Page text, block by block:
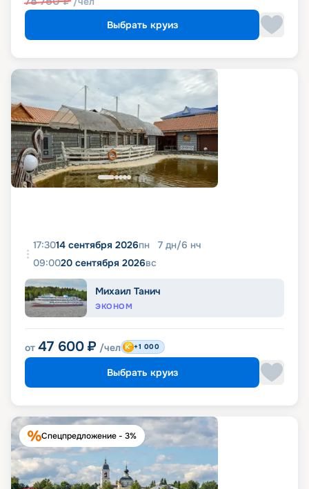
Выбрать круиз
17:3014 сентября 2026пн 7 дн/6 нч
09:0020 сентября 2026вс
Михаил Танич
ЭКОНОМ
от 47 600 ₽ /чел +1 000
Выбрать круиз
Спецпредложение - 3%